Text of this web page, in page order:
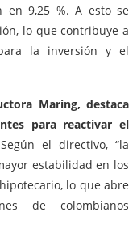
en 9,25 %. A esto se
lo que contribuye a
la inversión y el
Maring, destaca
para reactivar el
el directivo, “la
estabilidad en los
lo que abre
de colombianos